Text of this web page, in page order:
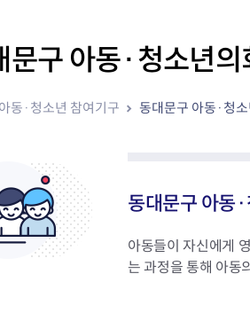
문구 아동·청소년의
동·청소년 참여기구 동대문구 아동·청
동대문구 아동
아동들이 자신에게
는 과정을 통해 아동